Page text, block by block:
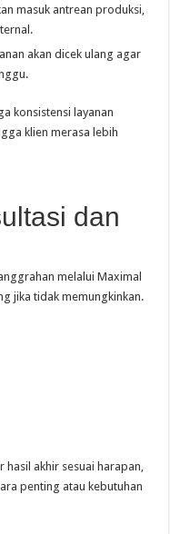
masuk antrean produksi,
akan dicek ulang agar
konsistensi layanan
klien merasa lebih
dan
melalui Maximal
jika tidak memungkinkan.
hasil akhir sesuai harapan,
penting atau kebutuhan